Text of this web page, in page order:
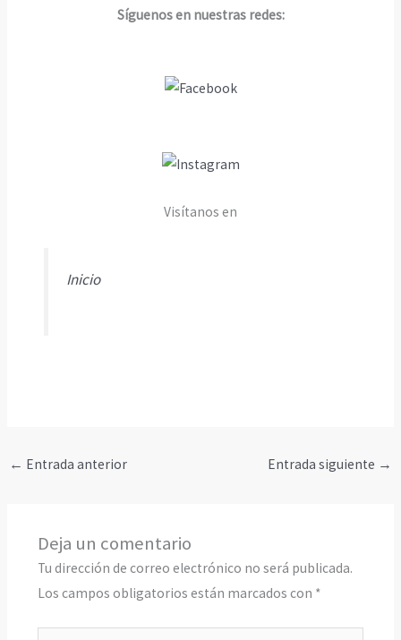
Síguenos en nuestras redes:
Visítanos en
Inicio
← Entrada anterior Entrada siguiente →
Deja un comentario
Tu dirección de correo electrónico no será publicada.
Los campos obligatorios están marcados con *